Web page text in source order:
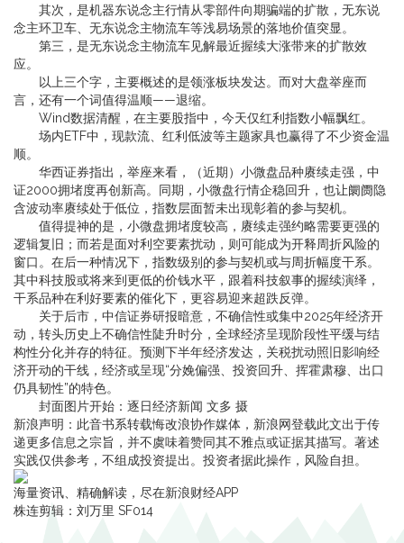
其次，是机器东说念主行情从零部件向期骗端的扩散，无东说
念主环卫车、无东说念主物流车等浅易场景的落地价值突显。
第三，是无东说念主物流车见解最近握续大涨带来的扩散效
应。
以上三个字，主要概述的是领涨板块发达。而对大盘举座而
言，还有一个词值得温顺——退缩。
Wind数据清醒，在主要股指中，今天仅红利指数小幅飘红。
场内ETF中，现款流、红利低波等主题家具也赢得了不少资金温
顺。
华西证券指出，举座来看，（近期）小微盘品种赓续走强，中
证2000拥堵度再创新高。同期，小微盘行情企稳回升，也让阛阓隐
含波动率赓续处于低位，指数层面暂未出现彰着的参与契机。
值得提神的是，小微盘拥堵度较高，赓续走强约略需要更强的
逻辑复旧；而若是面对利空要素扰动，则可能成为开释周折风险的
窗口。在后一种情况下，指数级别的参与契机或与周折幅度干系。
其中科技股或将来到更低的价钱水平，跟着科技叙事的握续演绎，
干系品种在利好要素的催化下，更容易迎来超跌反弹。
关于后市，中信证券研报暗意，不确信性或集中2025年经济开
动，转头历史上不确信性陡升时分，全球经济呈现阶段性平缓与结
构性分化并存的特征。预测下半年经济发达，关税扰动照旧影响经
济开动的干线，经济或呈现“分娩偏强、投资回升、挥霍肃穆、出口
仍具韧性”的特色。
封面图片开始：逐日经济新闻 文多 摄
新浪声明：此音书系转载悔改浪协作媒体，新浪网登载此文出于传
递更多信息之宗旨，并不虞味着赞同其不雅点或证据其描写。著述
实践仅供参考，不组成投资提出。投资者据此操作，风险自担。
海量资讯、精确解读，尽在新浪财经APP
株连剪辑：刘万里 SF014